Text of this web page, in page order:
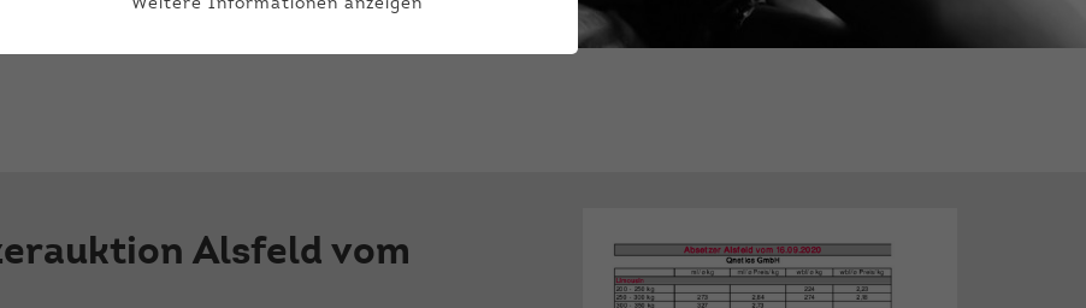
Alsfeld vom
Laufzeit 1 Jahr
Wir verwenden auf unserer Website externe Inhalte, um
Weitere Informationen anzeigen